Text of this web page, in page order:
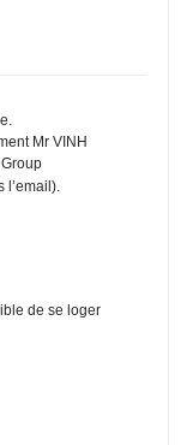
Mr VINH
l’email).
de se loger